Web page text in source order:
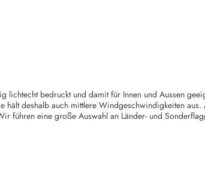
bedruckt und damit für Innen und Aussen
hält deshalb auch mittlere Windgeschwindigkeiten
eine große Auswahl an Länder- und